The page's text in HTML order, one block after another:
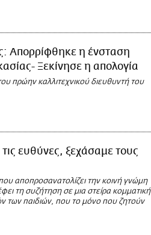
Απορρίφθηκε η ένσταση
Ξεκίνησε η απολογία
πρώην καλλιτεχνικού διευθυντή του
ευθύνες, ξεχάσαμε τους
αποπροσανατολίζει την κοινή γνώμη
τη συζήτηση σε μια στείρα κομματική
των παιδιών, που το μόνο που ζητούν